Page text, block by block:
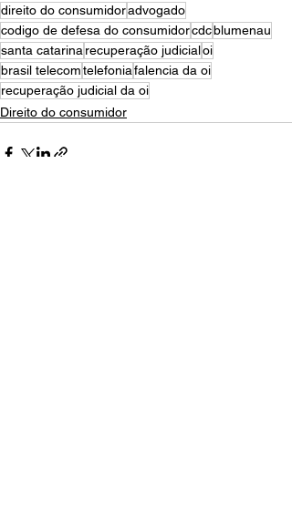
direito do consumidoradvogado
codigo de defesa do consumidorcdcblumenau
santa catarina recuperação judicialoi
brasil telecomtelefoniafalencia da oi
recuperação judicial da oi
Direito do consumidor